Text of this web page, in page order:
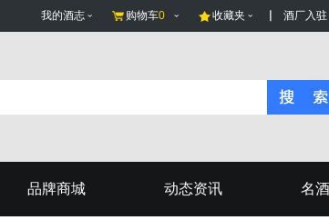
我的酒志 购物车0 收藏夹 酒厂入驻
品牌商城 动态资讯 名